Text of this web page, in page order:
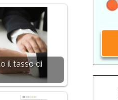
il tasso di